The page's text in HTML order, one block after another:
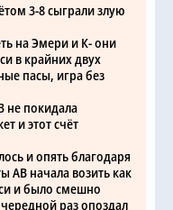
3-8 сыграли злую
на Эмери и К- они
в крайних двух
пасы, игра без
не покидала
и этот счёт
и опять благодаря
АВ начала возить как
и было смешно
раз опоздал